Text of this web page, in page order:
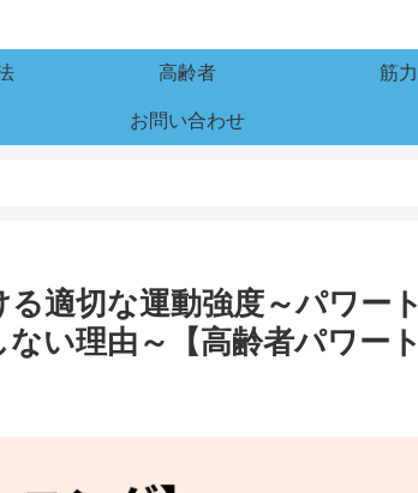
高齢者 筋力
お問い合わせ
適切な運動強度～パワート
い理由～【高齢者パワート